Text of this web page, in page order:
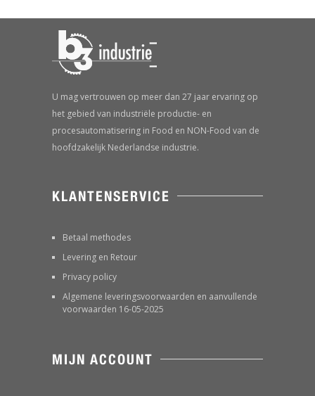
U mag vertrouwen op meer dan 27 jaar ervaring op
het gebied van industriële productie- en
procesautomatisering in Food en NON-Food van de
hoofdzakelijk Nederlandse industrie.
KLANTENSERVICE
Betaal methodes
Levering en Retour
Privacy policy
Algemene leveringsvoorwaarden en aanvullende
voorwaarden 16-05-2025
MIJN ACCOUNT